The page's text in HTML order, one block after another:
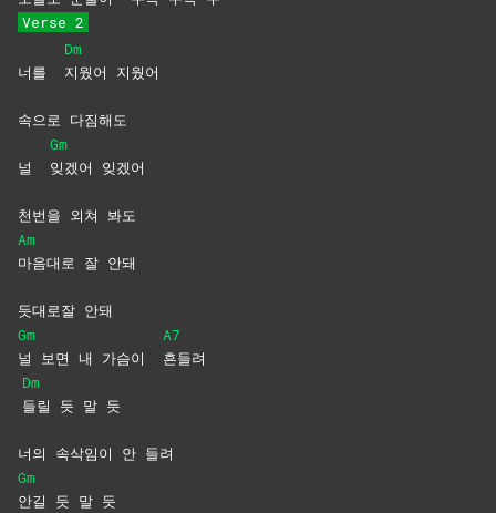
Verse 2
너를
Dm
지웠어 지웠어
속으로 다짐해도
널
Gm
잊겠어 잊겠어
천번을 외쳐 봐도
Am
마음대로 잘 안돼
듯대로잘 안돼
Gm
널 보면 내 가슴이
A7
흔들려
Dm
들릴 듯 말 듯
너의 속삭임이 안 들려
Gm
안길 듯 말 듯